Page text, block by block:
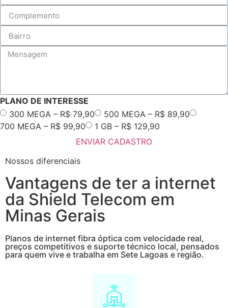
PLANO DE INTERESSE
300 MEGA – R$ 79,90
500 MEGA – R$ 89,90
700 MEGA – R$ 99,90
1 GB – R$ 129,90
ENVIAR CADASTRO
Nossos diferenciais
Vantagens de ter a internet
da Shield Telecom em
Minas Gerais
Planos de internet fibra óptica com velocidade real,
preços competitivos e suporte técnico local, pensados
para quem vive e trabalha em Sete Lagoas e região.